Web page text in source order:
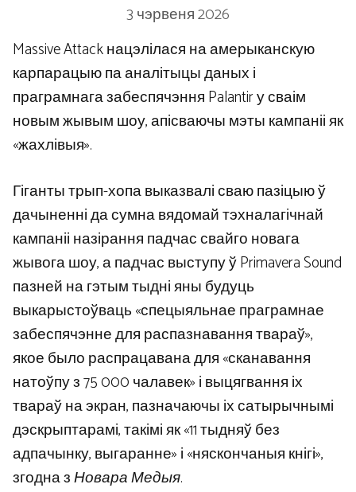
3 чэрвеня 2026
Massive Attack нацэлілася на амерыканскую
карпарацыю па аналітыцы даных і
праграмнага забеспячэння Palantir у сваім
новым жывым шоу, апісваючы мэты кампаніі як
«жахлівыя».
Гіганты трып-хопа выказвалі сваю пазіцыю ў
дачыненні да сумна вядомай тэхналагічнай
кампаніі назірання падчас свайго новага
жывога шоу, а падчас выступу ў Primavera Sound
пазней на гэтым тыдні яны будуць
выкарыстоўваць «спецыяльнае праграмнае
забеспячэнне для распазнавання твараў»,
якое было распрацавана для «сканавання
натоўпу з 75 000 чалавек» і выцягвання іх
твараў на экран, пазначаючы іх сатырычнымі
дэскрыптарамі, такімі як «11 тыдняў без
адпачынку, выгаранне» і «няскончаныя кнігі»,
згодна зНовара Медыя.